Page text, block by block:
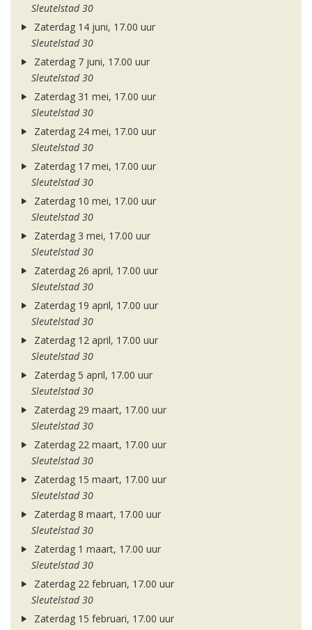
Sleutelstad 30
Zaterdag 14 juni, 17.00 uur
Sleutelstad 30
Zaterdag 7 juni, 17.00 uur
Sleutelstad 30
Zaterdag 31 mei, 17.00 uur
Sleutelstad 30
Zaterdag 24 mei, 17.00 uur
Sleutelstad 30
Zaterdag 17 mei, 17.00 uur
Sleutelstad 30
Zaterdag 10 mei, 17.00 uur
Sleutelstad 30
Zaterdag 3 mei, 17.00 uur
Sleutelstad 30
Zaterdag 26 april, 17.00 uur
Sleutelstad 30
Zaterdag 19 april, 17.00 uur
Sleutelstad 30
Zaterdag 12 april, 17.00 uur
Sleutelstad 30
Zaterdag 5 april, 17.00 uur
Sleutelstad 30
Zaterdag 29 maart, 17.00 uur
Sleutelstad 30
Zaterdag 22 maart, 17.00 uur
Sleutelstad 30
Zaterdag 15 maart, 17.00 uur
Sleutelstad 30
Zaterdag 8 maart, 17.00 uur
Sleutelstad 30
Zaterdag 1 maart, 17.00 uur
Sleutelstad 30
Zaterdag 22 februari, 17.00 uur
Sleutelstad 30
Zaterdag 15 februari, 17.00 uur